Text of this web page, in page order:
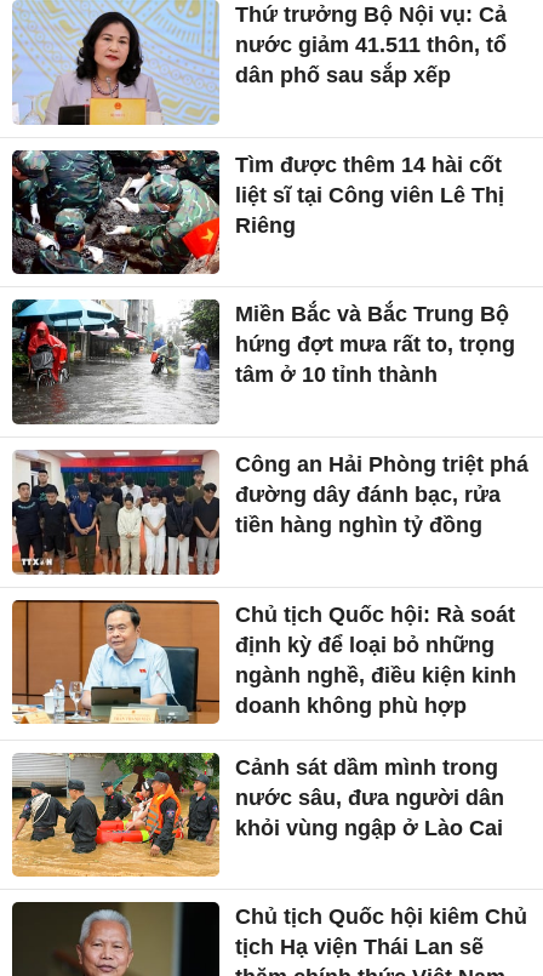
Thứ trưởng Bộ Nội vụ: Cả
nước giảm 41.511 thôn, tổ
dân phố sau sắp xếp
Tìm được thêm 14 hài cốt
liệt sĩ tại Công viên Lê Thị
Riêng
Miền Bắc và Bắc Trung Bộ
hứng đợt mưa rất to, trọng
tâm ở 10 tỉnh thành
Công an Hải Phòng triệt phá
đường dây đánh bạc, rửa
tiền hàng nghìn tỷ đồng
Chủ tịch Quốc hội: Rà soát
định kỳ để loại bỏ những
ngành nghề, điều kiện kinh
doanh không phù hợp
Cảnh sát dầm mình trong
nước sâu, đưa người dân
khỏi vùng ngập ở Lào Cai
Chủ tịch Quốc hội kiêm Chủ
tịch Hạ viện Thái Lan sẽ